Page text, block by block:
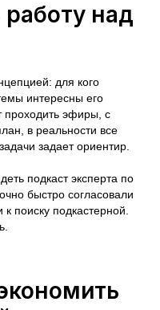
работу над
для кого
интересны его
проходить эфиры, с
в реальности все
задает ориентир.
подкаст эксперта по
быстро согласовали
поиску подкастерной.